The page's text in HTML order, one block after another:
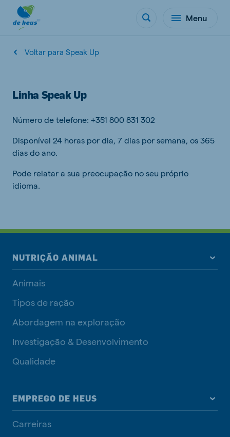
Menu
Voltar para Speak Up
Linha Speak Up
Número de telefone: +351 800 831 302
Disponível 24 horas por dia, 7 dias por semana, os 365
dias do ano.
Pode relatar a sua preocupação no seu próprio
idioma.
NUTRIÇÃO ANIMAL
Animais
Tipos de ração
Abordagem na exploração
Investigação & Desenvolvimento
Qualidade
EMPREGO DE HEUS
Carreiras